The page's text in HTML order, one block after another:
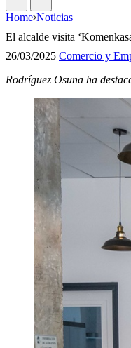
Home Noticias
El alcalde visita
26/03/2025 Comercio y
Rodríguez Osuna ha